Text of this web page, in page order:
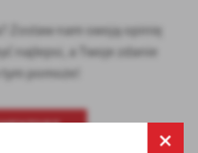
Zostaw nam swoją opinię
najlepsi, a Twoje zdanie
pomoże!